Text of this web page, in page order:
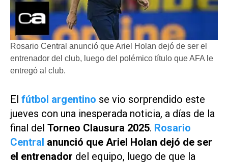
Rosario Central anunció que Ariel Holan dejó de ser el
entrenador del club, luego del polémico título que AFA le
entregó al club.
El fútbol argentino se vio sorprendido este
jueves con una inesperada noticia, a días de la
final del Torneo Clausura 2025. Rosario
Central anunció que Ariel Holan dejó de ser
el entrenador del equipo, luego de que la